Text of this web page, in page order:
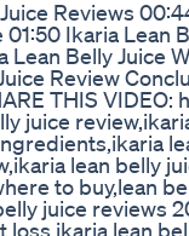
Reviews
Ikaria
Lean Belly Juice
Review
THIS
juice
lean belly
to buy,lean
juice reviews
lean